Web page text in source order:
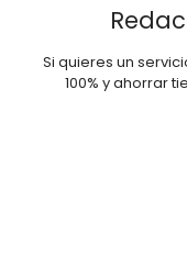
Si quieres un
100% y ahorrar